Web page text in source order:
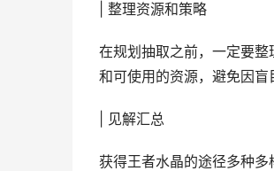
| 整理资源和策略
在规划抽取之前，一定要
和可使用的资源，避免因盲
| 见解汇总
获得王者水晶的途径多种